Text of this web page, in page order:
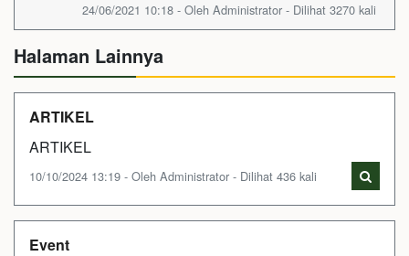
24/06/2021 10:18 - Oleh Administrator - Dilihat 3270 kali
Halaman Lainnya
ARTIKEL
ARTIKEL
10/10/2024 13:19 - Oleh Administrator - Dilihat 436 kali
Event